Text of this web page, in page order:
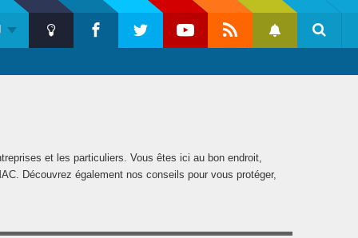
et les particuliers. Vous êtes ici au bon endroit,
Découvrez également nos conseils pour vous protéger,